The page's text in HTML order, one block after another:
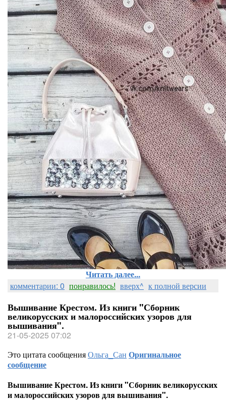
Читать далее...
комментарии: 0 понравилось! вверх^ к полной версии
Вышивание Крестом. Из книги "Сборник
великорусских и малороссийских узоров для
вышивания".
21-05-2025 07:02
Это цитата сообщенияОльга_Сан Оригинальное
сообщение
Вышивание Крестом. Из книги "Сборник великорусских
и малороссийских узоров для вышивания".